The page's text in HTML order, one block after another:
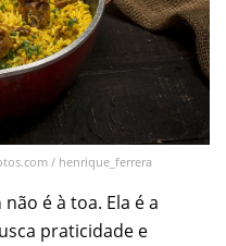
/ henrique_ferrera
não é à toa. Ela é a
praticidade e